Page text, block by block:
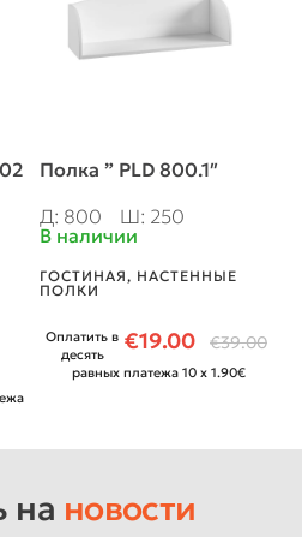
Полка ” PLD 800.1″
Д: 800
Ш: 250
В наличии
ГОСТИНАЯ, НАСТЕННЫЕ
ПОЛКИ
€19.00 €39.00
Оплатить в
десять
равных платежа 10 x 1.90€
на новости